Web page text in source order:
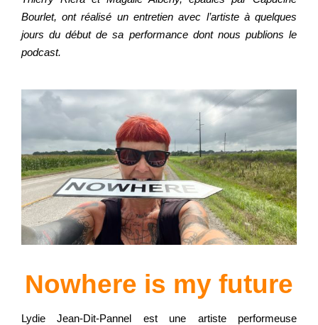
Bourlet, ont réalisé un entretien avec l’artiste à quelques
jours du début de sa performance dont nous publions le
podcast.
Nowhere is my future
Lydie Jean-Dit-Pannel est une artiste performeuse